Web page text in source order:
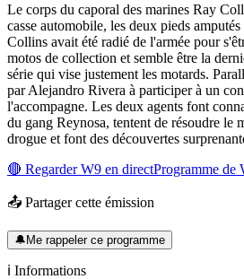
Le corps du caporal des marines Ray
casse automobile, les deux pieds
Collins avait été radié de l'armée pour
motos de collection et semble être la
série qui vise justement les motards.
par Alejandro Rivera à participer à un
l'accompagne. Les deux agents font
du gang Reynosa, tentent de résoudre le
drogue et font des découvertes
🔴 RegarderW9 en directProgramme de
📤 Partager cette émission
🔔Me rappeler ce programme
ℹ️ Informations